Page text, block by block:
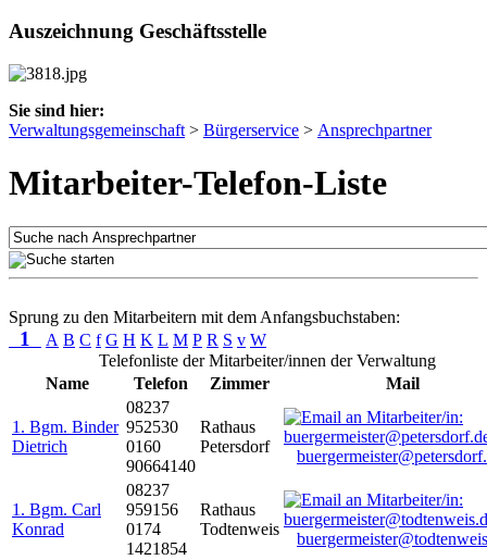
Auszeichnung Geschäftsstelle
Sie sind hier:
Verwaltungsgemeinschaft > Bürgerservice > Ansprechpartner
Mitarbeiter-Telefon-Liste
Sprung zu den Mitarbeitern mit dem Anfangsbuchstaben:
1 A B C f G H K L M P R S v W
Telefonliste der Mitarbeiter/innen der Verwaltung
Name
Telefon Zimmer Mail
1. Bgm. Binder
Dietrich
08237
952530
0160
90664140
Rathaus
Petersdorf
1. Bgm. Carl
Konrad
08237
959156
0174
1421854
Rathaus
Todtenweis